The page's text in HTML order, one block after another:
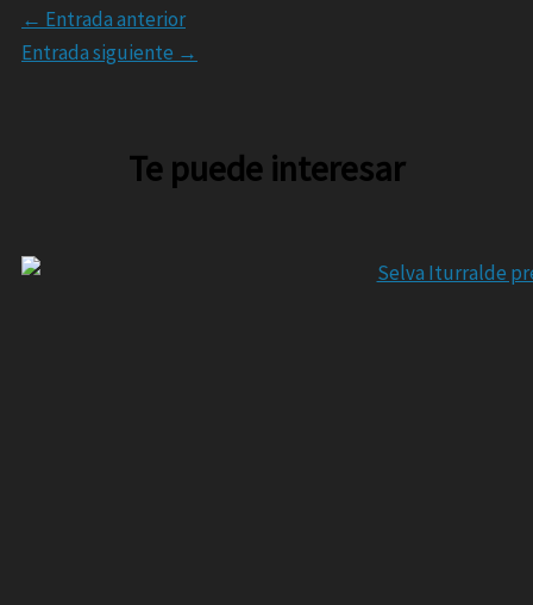
← Entrada anterior
Entrada siguiente →
Te puede interesar